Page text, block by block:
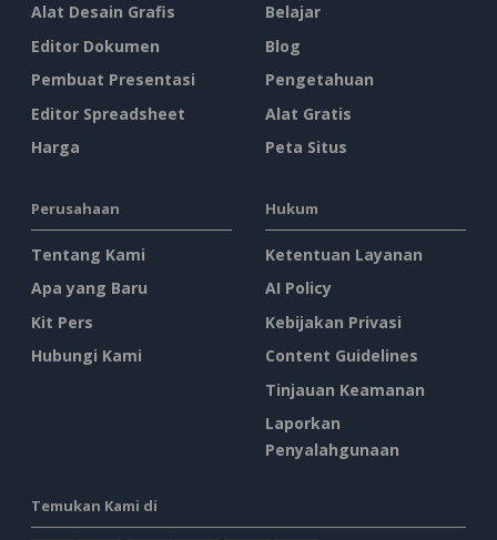
Alat Desain Grafis
Editor Dokumen
Pembuat Presentasi
Editor Spreadsheet
Harga
Belajar
Blog
Pengetahuan
Alat Gratis
Peta Situs
Perusahaan
Tentang Kami
Apa yang Baru
Kit Pers
Hubungi Kami
Hukum
Ketentuan Layanan
AI Policy
Kebijakan Privasi
Content Guidelines
Tinjauan Keamanan
Laporkan
Penyalahgunaan
Temukan Kami di